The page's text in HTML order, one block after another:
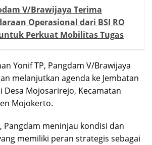
V/Brawijaya Terima
Operasional dari BSI RO
Perkuat Mobilitas Tugas
Yonif TP, Pangdam V/Brawijaya
melanjutkan agenda ke Jembatan
Desa Mojosarirejo, Kecamatan
Mojokerto.
Pangdam meninjau kondisi dan
memiliki peran strategis sebagai